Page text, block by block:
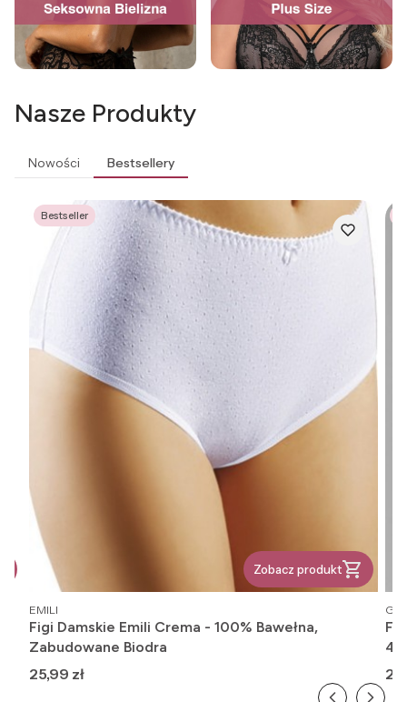
Nasze Produkty
Nowości Bestsellery
Bestseller
Zobacz produkt
PRODUCENT
EMILI
Figi Damskie Emili Crema - 100% Bawełna,
Zabudowane Biodra
Cena
25,99 zł